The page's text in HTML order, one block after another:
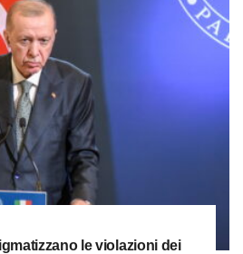
le violazioni dei